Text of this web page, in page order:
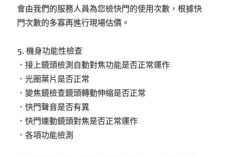
會由我們的服務人員為您檢快門的使用次數，根據快
門次數的多寡再進行現場估價。
5. 機身功能性檢查
．接上鏡頭檢測自動對焦功能是否正常運作
．光圈葉片是否正常
．變焦鏡檢查鏡頭轉動伸縮是否正常
．快門聲音是否有異
．快門連動鏡頭對焦是否正常運作
．各項功能檢測